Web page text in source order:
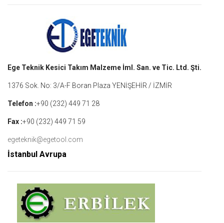
Ege Teknik Kesici Takım Malzeme İml. San. ve Tic. Ltd. Şti.
1376 Sok. No: 3/A-F Boran Plaza YENİŞEHİR / İZMİR
Telefon :+90 (232) 449 71 28
Fax :+90 (232) 449 71 59
egeteknik@egetool.com
İstanbul Avrupa